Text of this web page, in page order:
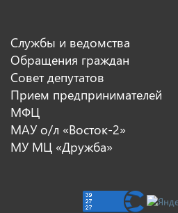
Службы и ведомства
Обращения граждан
Совет депутатов
Прием предпринимателей
МФЦ
МАУ о/л «Восток-2»
МУ МЦ «Дружба»